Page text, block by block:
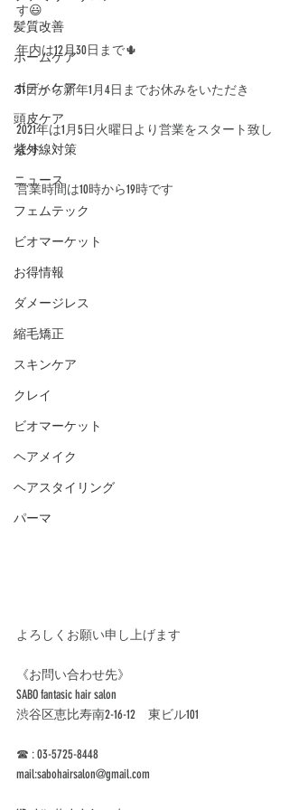
髪質改善
ホームケア
ボディケア
頭皮ケア
紫外線対策
ニュース
フェムテック
ビオマーケット
お得情報
ダメージレス
縮毛矯正
スキンケア
クレイ
ビオマーケット
ヘアメイク
ヘアスタイリング
パーマ
す😃
年内は12月30日まで🌵
31日から新年1月4日までお休みをいただき
2021年は1月5日火曜日より営業をスタート致し
ます
営業時間は10時から19時です
よろしくお願い申し上げます
《お問い合わせ先》
SABO fantasic hair salon
渋谷区恵比寿南2-16-12　東ビル101
☎︎ : 03-5725-8448
mail:sabohairsalon@gmail.com